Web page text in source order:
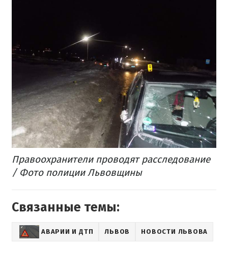
Правоохранители проводят расследование
/ Фото полиции Львовщины
Связанные темы:
АВАРИИ И ДТП ЛЬВОВ НОВОСТИ ЛЬВОВА